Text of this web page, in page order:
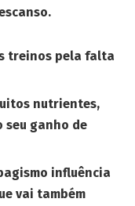
treinos pela falta
nutrientes,
ganho de
influência
vai também